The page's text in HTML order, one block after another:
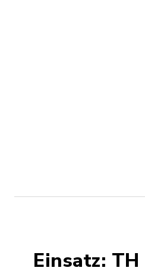
Einsatz: TH